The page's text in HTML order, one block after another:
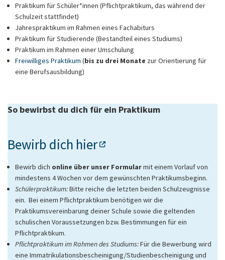
Praktikum für Schüler*innen (Pflichtpraktikum, das während der
Schulzeit stattfindet)
Jahrespraktikum im Rahmen eines Fachabiturs
Praktikum für Studierende (Bestandteil eines Studiums)
Praktikum im Rahmen einer Umschulung
Freiwilliges Praktikum (bis zu drei Monate zur Orientierung für
eine Berufsausbildung)
So bewirbst du dich für ein Praktikum
Bewirb dich hier
Bewirb dich online über unser Formularmit einem Vorlauf von
mindestens 4 Wochen vor dem gewünschten Praktikumsbeginn.
Schülerpraktikum:Bitte reiche die letzten beiden Schulzeugnisse
ein. Bei einem Pflichtpraktikum benötigen wir die
Praktikumsvereinbarung deiner Schule sowie die geltenden
schulischen Voraussetzungen bzw. Bestimmungen für ein
Pflichtpraktikum.
Pflichtpraktikum im Rahmen des Studiums:Für die Bewerbung wird
eine Immatrikulationsbescheinigung/Studienbescheinigung und